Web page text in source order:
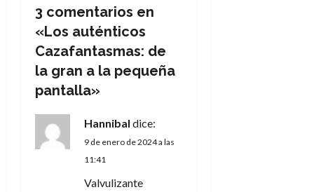
c
i
ó
n
d
3 comentarios en
«Los auténticos
Cazafantasmas: de
la gran a la pequeña
pantalla»
Hannibal dice:
9 de enero de 2024 a las
11:41
Valvulizante